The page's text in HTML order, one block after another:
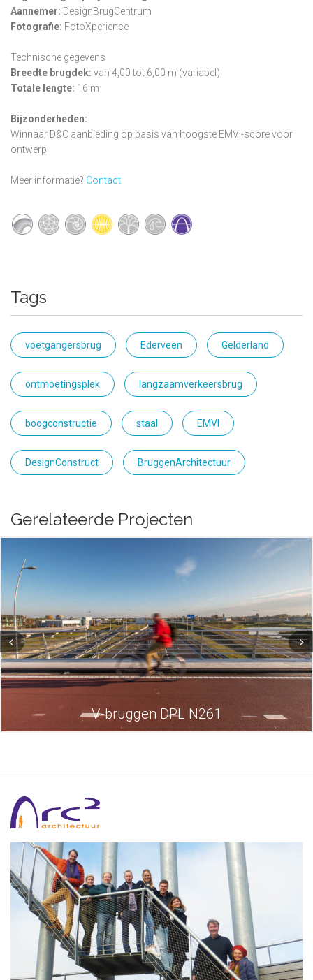
Aannemer: DesignBrugCentrum
Fotografie: FotoXperience
Technische gegevens
Breedte brugdek: van 4,00 tot 6,00 m (variabel)
Totale lengte: 16 m
Bijzonderheden:
Winnaar D&C aanbieding op basis van hoogste EMVI-score voor
ontwerp
Meer informatie? Contact
Tags
voetgangersbrug Ederveen Gelderland
ontmoetingsplek langzaamverkeersbrug
boogconstructie staal EMVI
DesignConstruct BruggenArchitectuur
Gerelateerde Projecten
V-bruggen DPL N261